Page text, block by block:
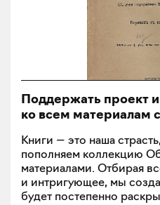
Поддержать проект и
ко всем материалам
Книги — это наша
пополняем коллекцию
материалами. Отбирая
и интригующее, мы
будет постепенно